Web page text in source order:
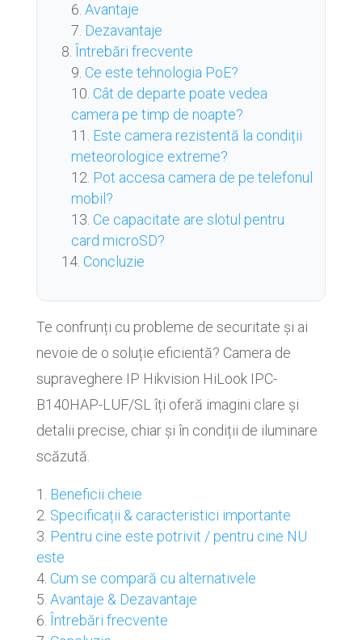
Avantaje
Dezavantaje
Întrebări frecvente
Ce este tehnologia PoE?
Cât de departe poate vedea
camera pe timp de noapte?
Este camera rezistentă la condiții
meteorologice extreme?
Pot accesa camera de pe telefonul
mobil?
Ce capacitate are slotul pentru
card microSD?
Concluzie
Te confrunți cu probleme de securitate și ai
nevoie de o soluție eficientă? Camera de
supraveghere IP Hikvision HiLook IPC-
B140HAP-LUF/SL îți oferă imagini clare și
detalii precise, chiar și în condiții de iluminare
scăzută.
Beneficii cheie
Specificații & caracteristici importante
Pentru cine este potrivit / pentru cine NU
este
Cum se compară cu alternativele
Avantaje & Dezavantaje
Întrebări frecvente